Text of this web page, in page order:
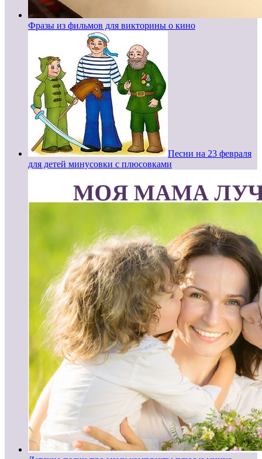
Фразы из фильмов для викторины о кино
Песни на 23 февраля
для детей минусовки с плюсовками